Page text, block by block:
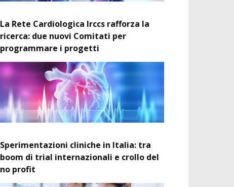
La Rete Cardiologica Irccs rafforza la
ricerca: due nuovi Comitati per
programmare i progetti
Sperimentazioni cliniche in Italia: tra
boom di trial internazionali e crollo del
no profit